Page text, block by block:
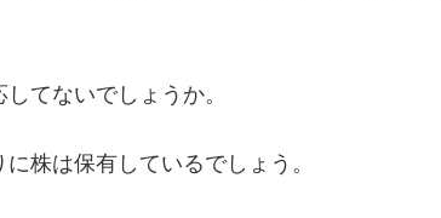
てないでしょうか。
株は保有しているでしょう。